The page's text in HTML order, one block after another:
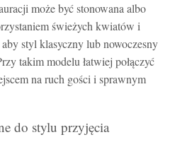
może być stonowana albo
świeżych kwiatów i
styl klasyczny lub nowoczesny
takim modelu łatwiej połączyć
na ruch gości i sprawnym
do stylu przyjęcia